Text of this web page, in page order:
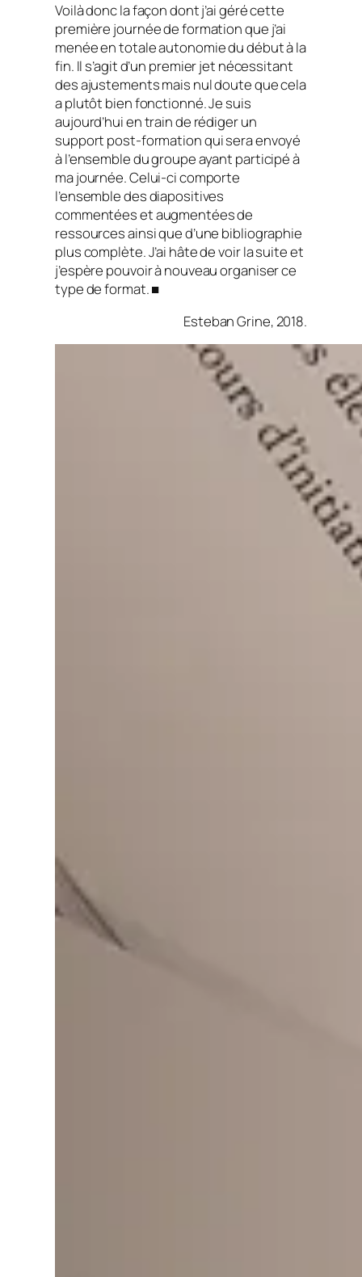
Voilà donc la façon dont j’ai géré cette
première journée de formation que j’ai
menée en totale autonomie du début à la
fin. Il s’agit d’un premier jet nécessitant
des ajustements mais nul doute que cela
a plutôt bien fonctionné. Je suis
aujourd’hui en train de rédiger un
support post-formationqui sera envoyé
à l’ensemble du groupe ayant participé à
ma journée. Celui-ci comporte
l’ensemble des diapositives
commentées et augmentées de
ressources ainsi que d’une bibliographie
plus complète. J’ai hâte de voir la suite et
j’espère pouvoir à nouveau organiser ce
type de format. ■
Esteban Grine, 2018.